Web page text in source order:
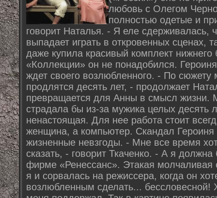
любовь с Олегом
полностью одетые и
говорит Наталья. - Я еле сдерживалась,
выпадает играть в откровенных сценах,
даже купила красивый комплект
«Коллекции» он не понадобился.
ждет своего возлюбленного. - По
продлятся десять лет, - продолжает
превращается для Анны в смысл жизни.
страдала бы из-за мужика целых десять
ненастоящая. Для нее работа стоит
женщина, а компьютер. Скандал Героиня
жизненные невзгоды. - Мне все время
сказать, - говорит Ткаченко. - А я
фирме «Ренессанс». Этакая
я и сорвалась на режиссера, когда он
возлюбленным сделать...